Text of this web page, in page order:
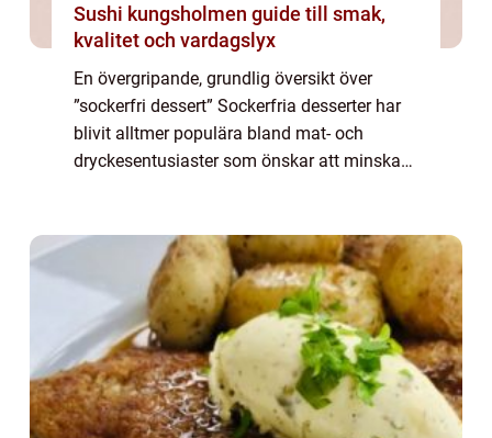
Sushi kungsholmen guide till smak,
kvalitet och vardagslyx
En övergripande, grundlig översikt över
”sockerfri dessert” Sockerfria desserter har
blivit alltmer populära bland mat- och
dryckesentusiaster som önskar att minska